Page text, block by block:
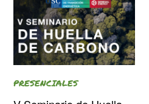
PRESENCIALES